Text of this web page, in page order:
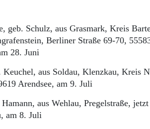
geb. Schulz, aus Grasmark, Kreis
Berliner Straße 69-70,
28. Juni
Keuchel, aus Soldau, Klenzkau, Kreis
Arendsee, am 9. Juli
aus Wehlau, Pregelstraße,
am 8. Juli